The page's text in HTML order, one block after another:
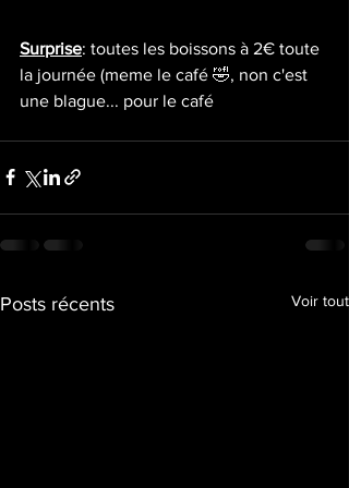
Surprise: toutes les boissons à 2€ toute
la journée (meme le café 🤣, non c'est
une blague... pour le café
Posts récents Voir tout